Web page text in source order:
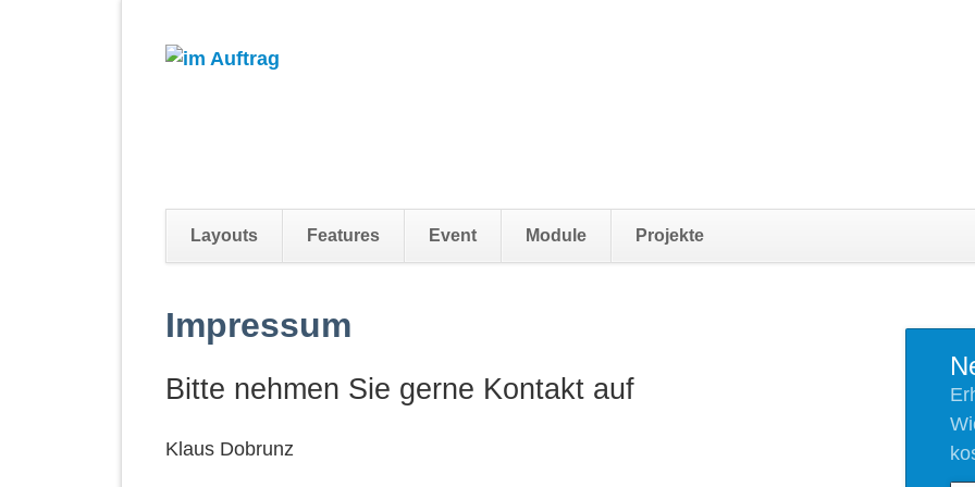
überspringen
Layouts Features Event Module Projekte
Impressum
Bitte nehmen Sie gerne Kontakt auf
Klaus Dobrunz